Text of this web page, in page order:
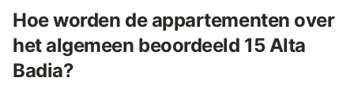
Hoe worden de appartementen over
het algemeen beoordeeld 15 Alta
Badia?